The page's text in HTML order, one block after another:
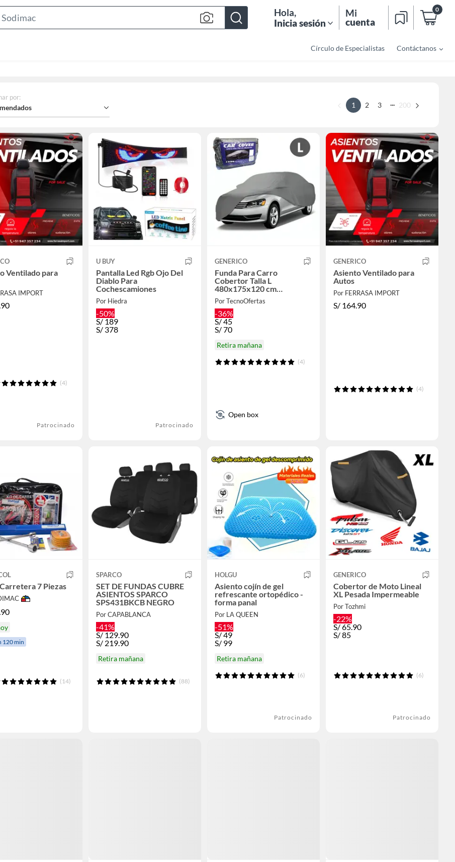
Bar
Hola,
Inicia sesión
Mi
cuenta
0
Círculo de Especialistas Contáctanos
por:
1 2 3 ... 200
Ventilado para
IMPORT
(4)
Patrocinado
U BUY
Pantalla Led Rgb Ojo Del
Diablo Para
Cochescamiones
Por Hiedra
-50%
S/ 189
S/ 378
Patrocinado
GENERICO
Funda Para Carro
Cobertor Talla L
480x175x120 cm
Resistente
Por TecnoOfertas
-36%
S/45
S/70
Retira mañana
(4)
Open box
GENERICO
Asiento Ventilado para
Autos
Por FERRASA IMPORT
S/ 164.90
(4)
7 Piezas
120 min
(14)
SPARCO
SET DE FUNDAS CUBRE
ASIENTOS SPARCO
SPS431BKCB NEGRO
Por CAPABLANCA
-41%
S/ 129.90
S/ 219.90
Retira mañana
(88)
HOLGU
Asiento cojín de gel
refrescante ortopédico -
forma panal
Por LA QUEEN
-51%
S/49
S/ 99
Retira mañana
(6)
Patrocinado
GENERICO
Cobertor de Moto Lineal
XL Pesada Impermeable
Por Tozhmi
-22%
S/65.90
S/85
(6)
Patrocinado